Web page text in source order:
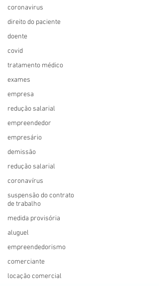
coronavirus
direito do paciente
doente
covid
tratamento médico
exames
empresa
redução salarial
empreendedor
empresário
demissão
redução salarial
coronavírus
suspensão do contrato
de trabalho
medida provisória
aluguel
empreendedorismo
comerciante
locação comercial